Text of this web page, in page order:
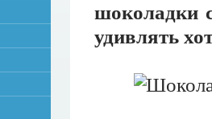
шоколадки
удивлять